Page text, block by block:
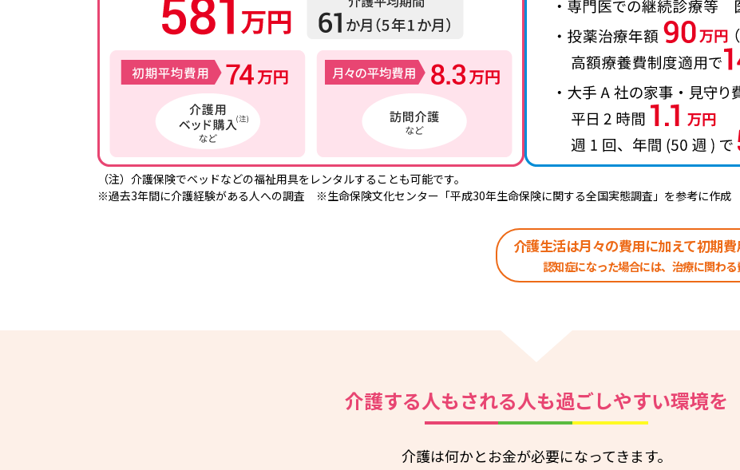
（注）介護保険でベッドなどの福祉用具をレンタルすることも可能です。
※過去3年間に介護経験がある人への調査 ※生命保険文化センター「平成30年生命保険に関する全国実態調査」を参考に作成
介護生活は月々の費用に加えて初期
認知症になった場合には、治療に関わる
介護する人もされる人も過ごしやすい環境を
介護は何かとお金が必要になってきます。